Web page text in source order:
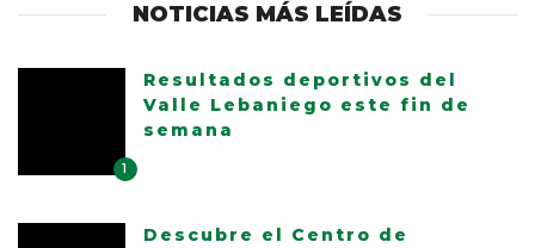
NOTICIAS MÁS LEÍDAS
1
Resultados deportivos del
Valle Lebaniego este fin de
semana
Descubre el Centro de